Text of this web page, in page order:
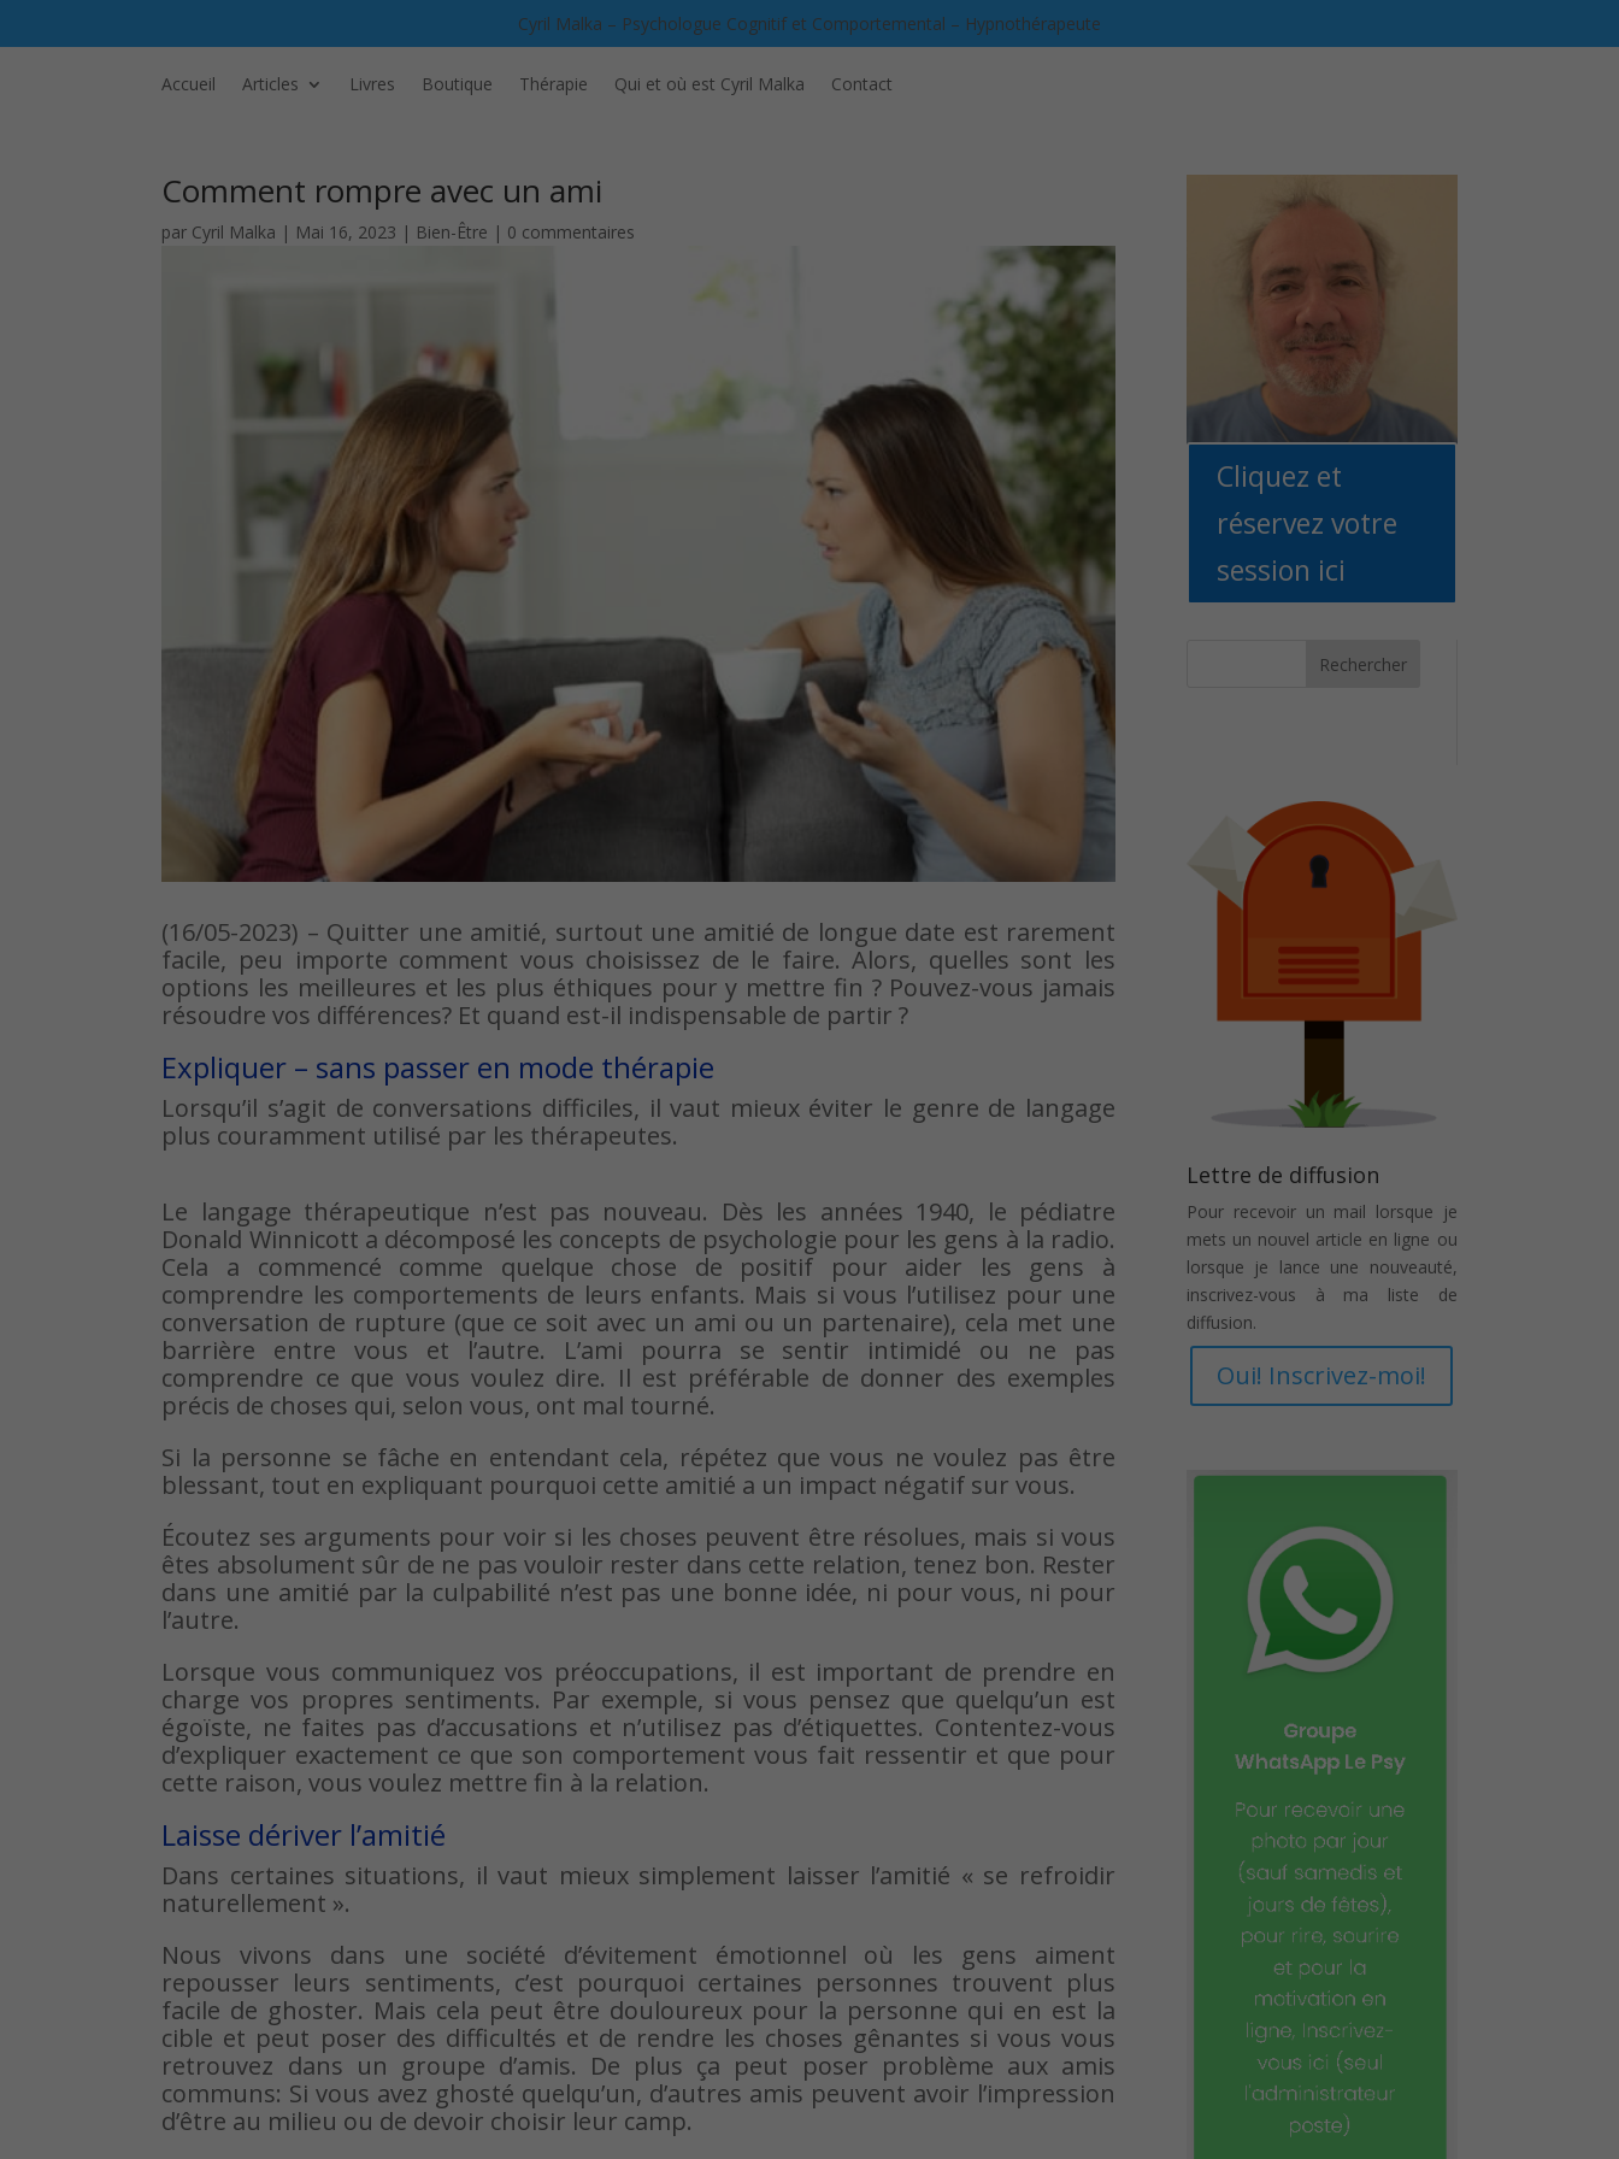
Cyril Malka – Psychologue Cognitif et Comportemental – Hypnothérapeute
Accueil Articles Livres Boutique Thérapie Qui et où est Cyril Malka Contact
Comment rompre avec un ami
par Cyril Malka | Mai 16, 2023 | Bien-Être | 0 commentaires
(16/05-2023) – Quitter une amitié, surtout une amitié de longue date est rarement
facile, peu importe comment vous choisissez de le faire. Alors, quelles sont les
options les meilleures et les plus éthiques pour y mettre fin ? Pouvez-vous jamais
résoudre vos différences? Et quand est-il indispensable de partir ?
Expliquer – sans passer en mode thérapie
Lorsqu’il s’agit de conversations difficiles, il vaut mieux éviter le genre de langage
plus couramment utilisé par les thérapeutes.
Le langage thérapeutique n’est pas nouveau. Dès les années 1940, le pédiatre
Donald Winnicott a décomposé les concepts de psychologie pour les gens à la radio.
Cela a commencé comme quelque chose de positif pour aider les gens à
comprendre les comportements de leurs enfants. Mais si vous l’utilisez pour une
conversation de rupture (que ce soit avec un ami ou un partenaire), cela met une
barrière entre vous et l’autre. L’ami pourra se sentir intimidé ou ne pas
comprendre ce que vous voulez dire. Il est préférable de donner des exemples
précis de choses qui, selon vous, ont mal tourné.
Si la personne se fâche en entendant cela, répétez que vous ne voulez pas être
blessant, tout en expliquant pourquoi cette amitié a un impact négatif sur vous.
Écoutez ses arguments pour voir si les choses peuvent être résolues, mais si vous
êtes absolument sûr de ne pas vouloir rester dans cette relation, tenez bon. Rester
dans une amitié par la culpabilité n’est pas une bonne idée, ni pour vous, ni pour
l’autre.
Lorsque vous communiquez vos préoccupations, il est important de prendre en
charge vos propres sentiments. Par exemple, si vous pensez que quelqu’un est
égoïste, ne faites pas d’accusations et n’utilisez pas d’étiquettes. Contentez-vous
d’expliquer exactement ce que son comportement vous fait ressentir et que pour
cette raison, vous voulez mettre fin à la relation.
Laisse dériver l’amitié
Dans certaines situations, il vaut mieux simplement laisser l’amitié « se refroidir
naturellement ».
Nous vivons dans une société d’évitement émotionnel où les gens aiment
repousser leurs sentiments, c’est pourquoi certaines personnes trouvent plus
facile de ghoster. Mais cela peut être douloureux pour la personne qui en est la
cible et peut poser des difficultés et de rendre les choses gênantes si vous vous
retrouvez dans un groupe d’amis. De plus ça peut poser problème aux amis
communs: Si vous avez ghosté quelqu’un, d’autres amis peuvent avoir l’impression
d’être au milieu ou de devoir choisir leur camp.
Cliquez et
réservez votre
session ici
Rechercher
Lettre de diffusion
Pour recevoir un mail lorsque je
mets un nouvel article en ligne ou
lorsque je lance une nouveauté,
inscrivez-vous à ma liste de
diffusion.
Oui! Inscrivez-moi!